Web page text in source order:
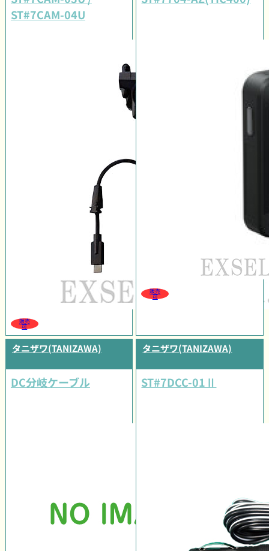
ST#7CAM-04U
販売
可
販売
可
タニザワ(TANIZAWA)
DC分岐ケーブル
タニザワ(TANIZAWA)
ST#7DCC-01Ⅱ